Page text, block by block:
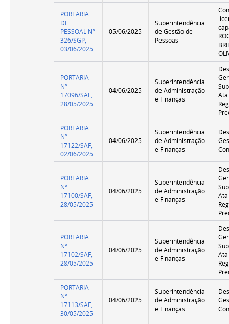
PORTARIA
DE
PESSOAL Nº
326/SGP,
03/06/2025
05/06/2025
Superintendência
de Gestão de
Pessoas
PORTARIA
Nº
17096/SAF,
28/05/2025
04/06/2025
Superintendência
de Administração
e Finanças
PORTARIA
Nº
17122/SAF,
02/06/2025
04/06/2025
Superintendência
de Administração
e Finanças
PORTARIA
Nº
17100/SAF,
28/05/2025
04/06/2025
Superintendência
de Administração
e Finanças
PORTARIA
Nº
17102/SAF,
28/05/2025
04/06/2025
Superintendência
de Administração
e Finanças
PORTARIA
Nº
17113/SAF,
30/05/2025
04/06/2025
Superintendência
de Administração
e Finanças